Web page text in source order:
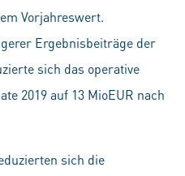
Vorjahreswert.
Ergebnisbeiträge der
sich das operative
2019 auf 13 MioEUR nach
sich die